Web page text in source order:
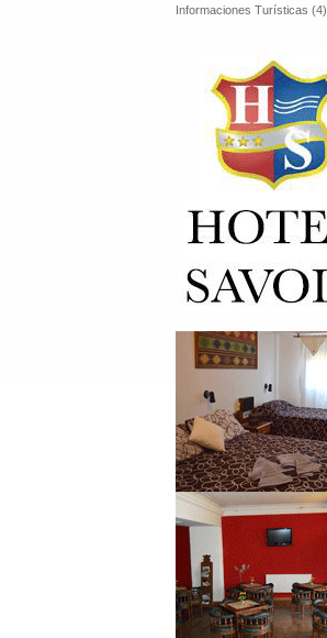
Informaciones Turísticas (4)